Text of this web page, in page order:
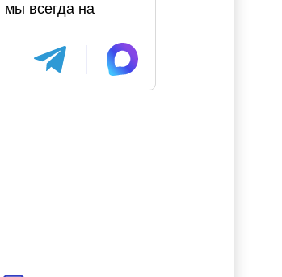
всегда на